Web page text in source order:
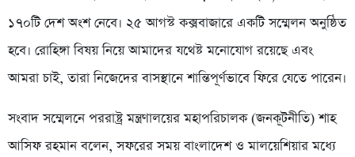
১৭০টি দেশ অংশ নেবে। ২৫ আগস্ট কক্সবাজারে একটি সম্মেলন অনুষ্ঠিত
হবে। রোহিঙ্গা বিষয় নিয়ে আমাদের যথেষ্ট মনোযোগ রয়েছে এবং
আমরা চাই, তারা নিজেদের বাসস্থানে শান্তিপূর্ণভাবে ফিরে যেতে পারেন।
সংবাদ সম্মেলনে পররাষ্ট্র মন্ত্রণালয়ের মহাপরিচালক (জনকূটনীতি) শাহ
আসিফ রহমান বলেন, সফরের সময় বাংলাদেশ ও মালয়েশিয়ার মধ্যে